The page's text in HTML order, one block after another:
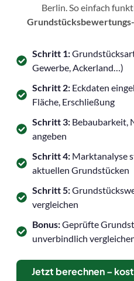
Berlin. So einfach
Schritt 1:
Gewerbe, Ackerland…)
Schritt 2: Eckdaten
Fläche, Erschließung
Schritt 3: Bebaubarkeit,
angeben
Schritt 4: Marktanalyse
aktuellen Grundstücken
Schritt 5:
vergleichen
Bonus:Geprüfte
unverbindlich
Jetzt berechnen –